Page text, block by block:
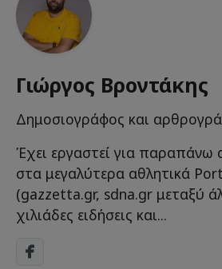
Γιώργος Βροντάκης
Δημοσιογράφος και
Έχει εργαστεί για παραπάνω
στα μεγαλύτερα αθλητικά
(gazzetta.gr, sdna.gr μεταξύ
χιλιάδες ειδήσεις και...